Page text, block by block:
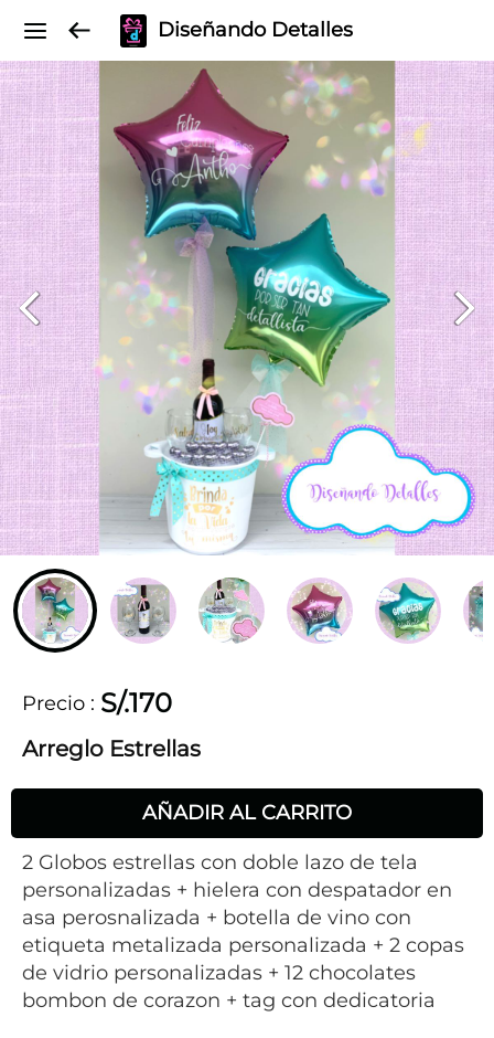
Diseñando Detalles
Precio : S/.170
Arreglo Estrellas
AÑADIR AL CARRITO
2 Globos estrellas con doble lazo de tela
personalizadas + hielera con despatador en
asa perosnalizada + botella de vino con
etiqueta metalizada personalizada + 2 copas
de vidrio personalizadas + 12 chocolates
bombon de corazon + tag con dedicatoria